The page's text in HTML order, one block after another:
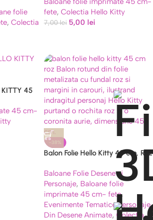
folie
, Colectia
fete, Colectia Hello Kitty
7,00lei 5,00 lei
KITTY 45
45 cm-
-38%
Balon Folie Hello Kitty 45 cm, Roz
Baloane Folie Desene si
Personaje, Baloane folie
imprimate 45 cm- fete,
Evenimente Tematice Personaje
Din Desene Animate, Colectia